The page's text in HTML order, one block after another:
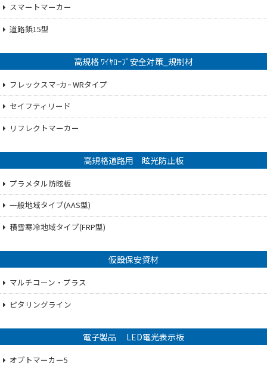
スマートマーカー
道路鋲15型
高規格 ﾜｲﾔﾛｰﾌﾟ安全対策_規制材
フレックスマｰカｰ WRタイプ
セイフティリード
リフレクトマーカー
高規格道路用 眩光防止板
プラメタル防眩板
一般地域タイプ(AAS型)
積雪寒冷地域タイプ(FRP型)
仮設保安資材
マルチコーン・プラス
ピタリングライン
電子製品 LED電光表示板
オプトマーカー5